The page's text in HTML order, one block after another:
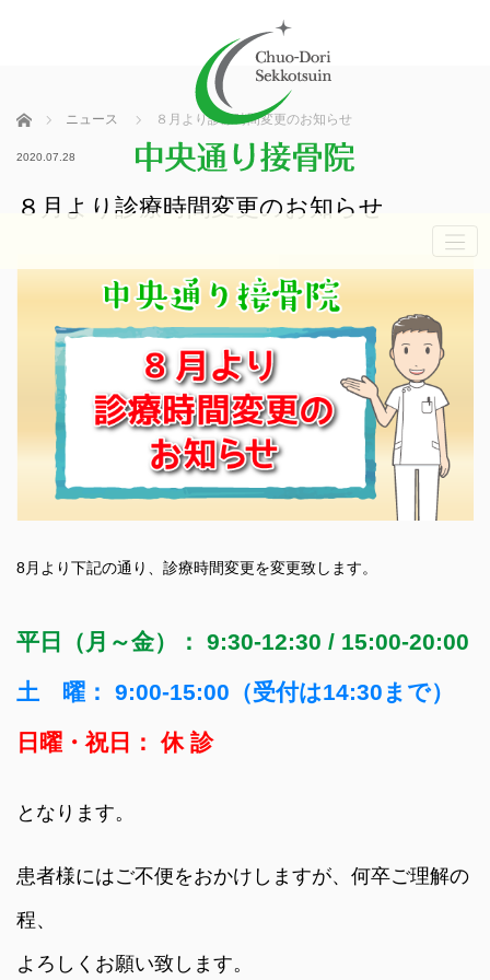
ホーム ニュース ８月より診療時間変更のお知らせ
2020.07.28
８月より診療時間変更のお知らせ
8月より下記の通り、診療時間変更を変更致します。
平日（月～金）： 9:30-12:30 / 15:00-20:00
土 曜： 9:00-15:00（受付は14:30まで）
日曜・祝日： 休 診
となります。
患者様にはご不便をおかけしますが、何卒ご理解の
程、
よろしくお願い致します。